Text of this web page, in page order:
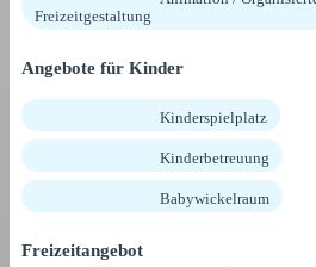
Freizeitgestaltung
Angebote für Kinder
Kinderspielplatz
Kinderbetreuung
Babywickelraum
Freizeitangebot